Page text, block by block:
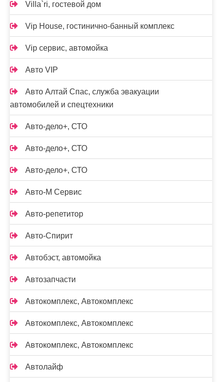
Villa`ri, гостевой дом
Vip House, гостинично-банный комплекс
Vip сервис, автомойка
Авто VIP
Авто Алтай Спас, служба эвакуации
автомобилей и спецтехники
Авто-дело+, СТО
Авто-дело+, СТО
Авто-дело+, СТО
Авто-М Сервис
Авто-репетитор
Авто-Спирит
Автобэст, автомойка
Автозапчасти
Автокомплекс, Автокомплекс
Автокомплекс, Автокомплекс
Автокомплекс, Автокомплекс
Автолайф